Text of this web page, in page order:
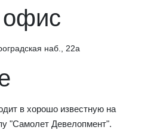
наб., 22а
в хорошо известную на
"Самолет Девелопмент".